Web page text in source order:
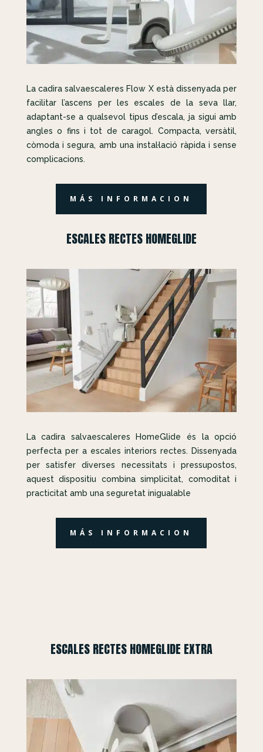
La cadira salvaescaleres Flow X està dissenyada per
facilitar l’ascens per les escales de la seva llar,
adaptant-se a qualsevol tipus d’escala, ja sigui amb
angles o fins i tot de caragol. Compacta, versàtil,
còmoda i segura, amb una instal·lació ràpida i sense
complicacions.
MÁS INFORMACION
ESCALES RECTES HOMEGLIDE
La cadira salvaescaleres HomeGlide és la opció
perfecta per a escales interiors rectes. Dissenyada
per satisfer diverses necessitats i pressupostos,
aquest dispositiu combina simplicitat, comoditat i
practicitat amb una seguretat inigualable
MÁS INFORMACION
ESCALES RECTES HOMEGLIDE EXTRA